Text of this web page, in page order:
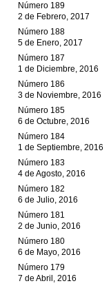
Número 189
2 de Febrero, 2017
Número 188
5 de Enero, 2017
Número 187
1 de Diciembre, 2016
Número 186
3 de Noviembre, 2016
Número 185
6 de Octubre, 2016
Número 184
1 de Septiembre, 2016
Número 183
4 de Agosto, 2016
Número 182
6 de Julio, 2016
Número 181
2 de Junio, 2016
Número 180
6 de Mayo, 2016
Número 179
7 de Abril, 2016